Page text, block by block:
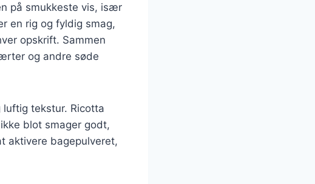
på smukkeste vis, især
en rig og fyldig smag,
opskrift. Sammen
og andre søde
tekstur. Ricotta
blot smager godt,
aktivere bagepulveret,